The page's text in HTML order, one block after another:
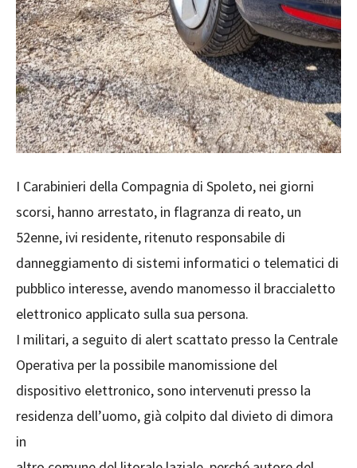
I Carabinieri della Compagnia di Spoleto, nei giorni
scorsi, hanno arrestato, in flagranza di reato, un
52enne, ivi residente, ritenuto responsabile di
danneggiamento di sistemi informatici o telematici di
pubblico interesse, avendo manomesso il braccialetto
elettronico applicato sulla sua persona.
I militari, a seguito di alert scattato presso la Centrale
Operativa per la possibile manomissione del
dispositivo elettronico, sono intervenuti presso la
residenza dell’uomo, già colpito dal divieto di dimora
in